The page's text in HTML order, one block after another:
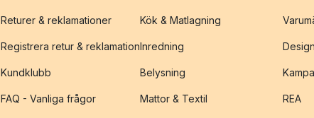
Returer & reklamationer
Registrera retur & reklamation
Kundklubb
FAQ - Vanliga frågor
Kök & Matlagning
Inredning
Belysning
Mattor & Textil REA